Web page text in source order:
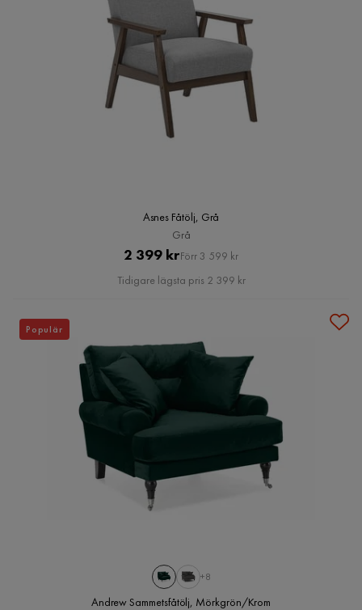
Asnes Fåtölj, Grå
Grå
Pris
2 399 krOriginal
Pris
Förr 3 599 kr
Tidigare lägsta pris 2 399 kr
+8
Andrew Sammetsfåtölj, Mörkgrön/Krom
Populär